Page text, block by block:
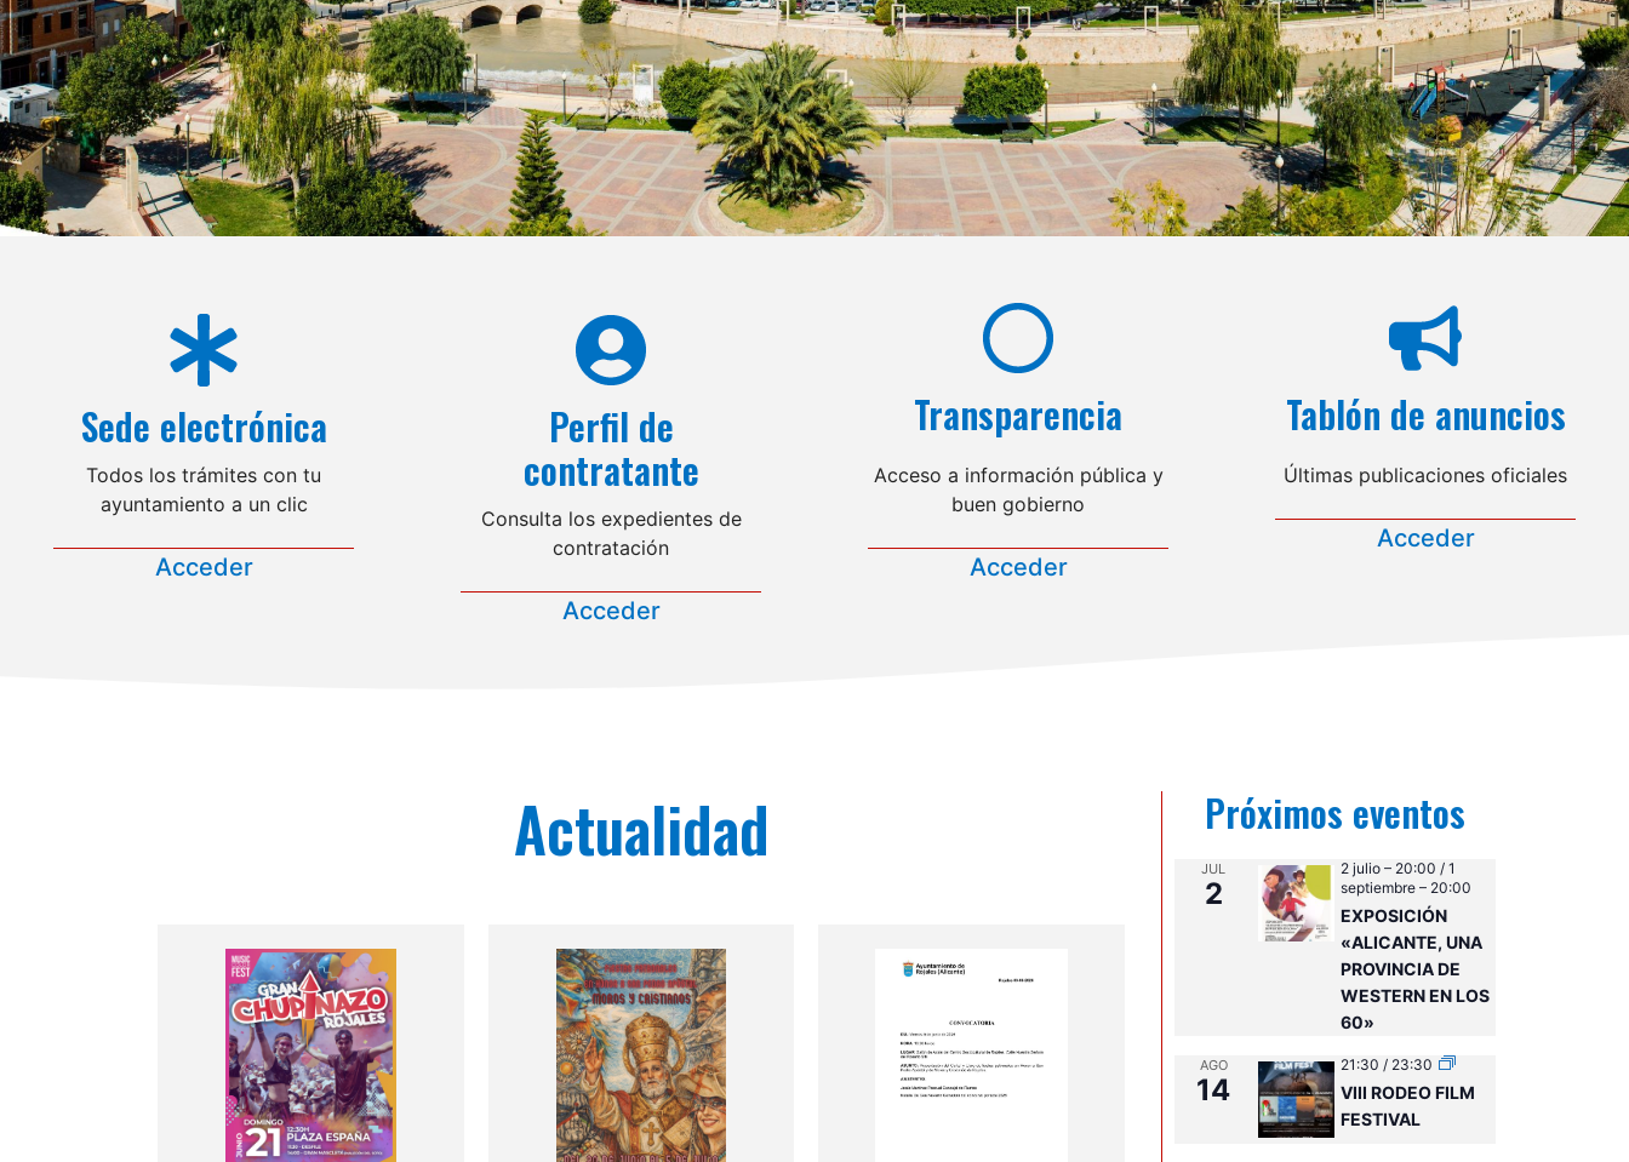
Sede electrónica
Todos los trámites con tu
ayuntamiento a un clic
Acceder
Perfil de
contratante
Consulta los expedientes de
contratación
Acceder
Transparencia
Acceso a información pública y
buen gobierno
Acceder
Tablón de anuncios
Últimas publicaciones oficiales
Acceder
Actualidad Próximos eventos
JUL
2
2 julio – 20:00 / 1
septiembre – 20:00
EXPOSICIÓN
«ALICANTE, UNA
PROVINCIA DE
WESTERN EN LOS
60»
AGO
14
21:30 / 23:30
VIII RODEO FILM
FESTIVAL